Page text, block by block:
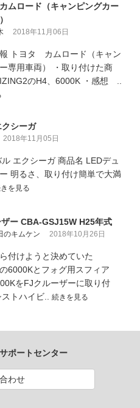
ムロード（キャンピングカー
2018年11月06日
報 トヨタ カムロード（キャン
専用車両） ・取り付けた商
のH4、6000K ・感想 ..
クシーガ
2018年11月05日
エクシーガ 商品名 LEDデュ
明るさ、取り付け簡単で大満
を見る
ー CBA-GSJ15W H25年式
のキムケン 2018年10月26日
付けようと決めていた
6000Kとフォグ用スフィア
をFJクルーザーに取り付
トハイビ.. 続きを見る
ポートセンター
わせ